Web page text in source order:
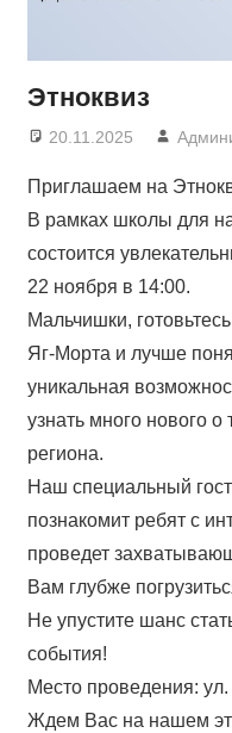
Этноквиз
20.11.2025
Приглашаем на
В рамках школы для
состоится
22 ноября в 14:00.
Мальчишки,
Яг-Морта и лучше
уникальная
узнать много нового
региона.
Наш специальный
познакомит ребят с
проведет
Вам глубже
Не упустите шанс
события!
Место проведения:
Ждем Вас на нашем